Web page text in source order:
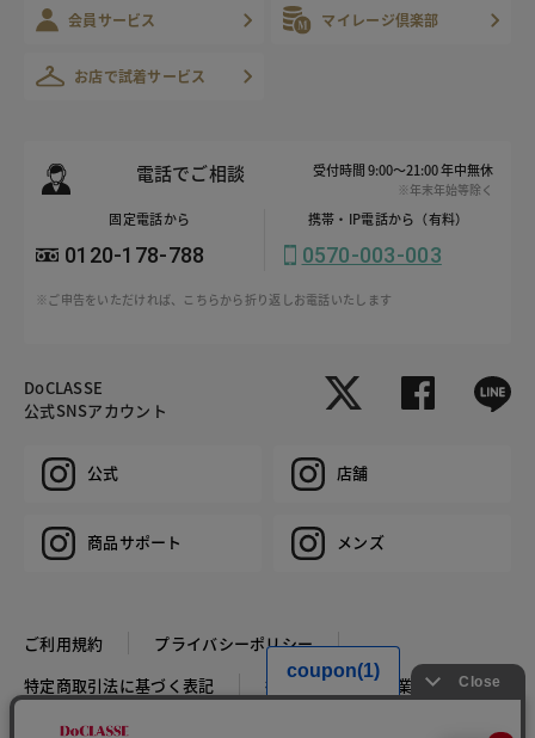
会員サービス マイレージ倶楽部
お店で試着サービス
電話でご相談 受付時間 9:00～21:00 年中無休
※年末年始等除く
固定電話から
0120-178-788
携帯・IP電話から（有料）
0570-003-003
※ご申告をいただければ、こちらから折り返しお電話いたします
DoCLASSE
公式SNSアカウント
公式 店舗
商品サポート メンズ
ご利用規約
プライバシーポリシー
特定商取引法に基づく表記
推奨環境 企業情報
COPYRIGHT © DoCLASSE ALL RIGHTS RESERVED.